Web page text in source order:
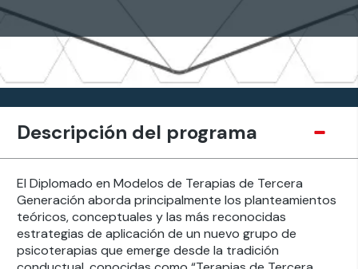
Descripción del programa
El Diplomado en Modelos de Terapias de Tercera
Generación aborda principalmente los planteamientos
teóricos, conceptuales y las más reconocidas
estrategias de aplicación de un nuevo grupo de
psicoterapias que emerge desde la tradición